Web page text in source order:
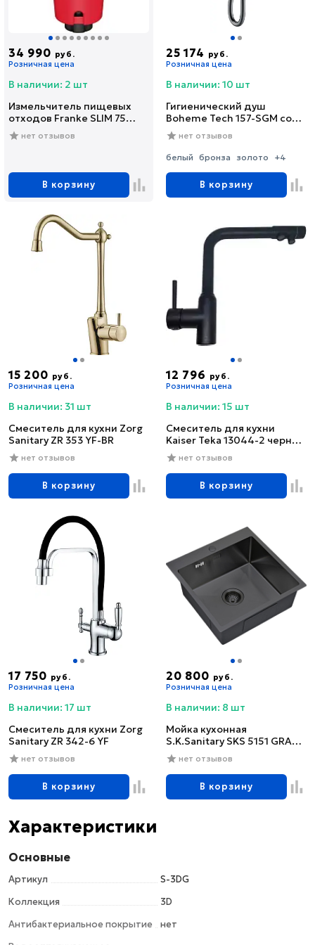
34 990 руб.
Розничная цена
В наличии: 2 шт
Измельчитель пищевых
отходов Franke SLIM 75
(134.0715.096)
нет отзывов
В корзину
25 174 руб.
Розничная цена
В наличии: 10 шт
Гигиенический душ
Boheme Tech 157-SGM со
смесителем, С
ВНУТРЕННЕЙ ЧАСТЬЮ,
shine gun metal
нет отзывов
белый бронза золото +4
В корзину
15 200 руб.
Розничная цена
В наличии: 31 шт
Смеситель для кухни Zorg
Sanitary ZR 353 YF-BR
нет отзывов
В корзину
12 796 руб.
Розничная цена
В наличии: 15 шт
Смеситель для кухни
Kaiser Teka 13044-2 черный
глянцевый
нет отзывов
В корзину
17 750 руб.
Розничная цена
В наличии: 17 шт
Смеситель для кухни Zorg
Sanitary ZR 342-6 YF
нет отзывов
В корзину
20 800 руб.
Розничная цена
В наличии: 8 шт
Мойка кухонная
S.K.Sanitary SKS 5151 GRAFIT
с сифоном
нет отзывов
В корзину
Характеристики
Основные
Артикул
S-3DG
Коллекция
3D
Антибактериальное покрытие
нет